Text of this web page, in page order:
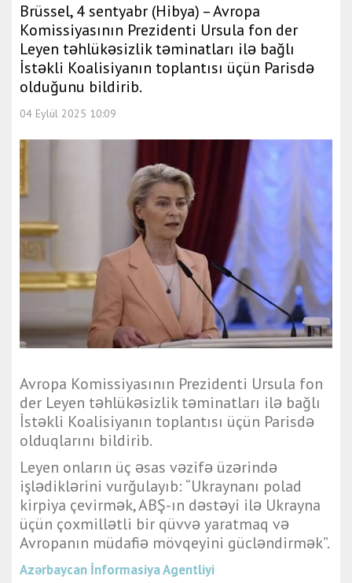
Brüssel, 4 sentyabr (Hibya) – Avropa
Komissiyasının Prezidenti Ursula fon der
Leyen təhlükəsizlik təminatları ilə bağlı
İstəkli Koalisiyanın toplantısı üçün Parisdə
olduğunu bildirib.
04 Eylül 2025 10:09
Avropa Komissiyasının Prezidenti Ursula fon
der Leyen təhlükəsizlik təminatları ilə bağlı
İstəkli Koalisiyanın toplantısı üçün Parisdə
olduqlarını bildirib.
Leyen onların üç əsas vəzifə üzərində
işlədiklərini vurğulayıb: “Ukraynanı polad
kirpiya çevirmək, ABŞ-ın dəstəyi ilə Ukrayna
üçün çoxmillətli bir qüvvə yaratmaq və
Avropanın müdafiə mövqeyini gücləndirmək”.
Azərbaycan İnformasiya Agentliyi